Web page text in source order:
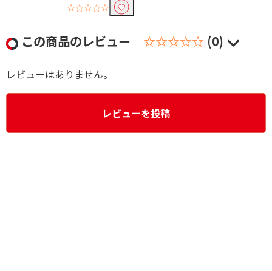
☆☆☆☆☆
この商品のレビュー ☆☆☆☆☆ (0)
レビューはありません。
レビューを投稿